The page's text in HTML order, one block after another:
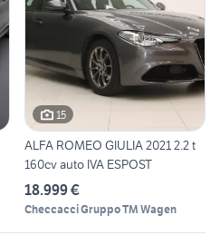
15
ALFA ROMEO GIULIA 2021 2.2 t
160cv auto IVA ESPOST
18.999 €
Checcacci Gruppo TM Wagen